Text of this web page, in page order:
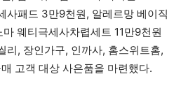
사패드 3만9천원, 알레르망 베이직
웨티극세사차렵세트 11만9천원
리, 장인가구, 인까사, 홈스위트홈,
고객 대상 사은품을 마련했다.